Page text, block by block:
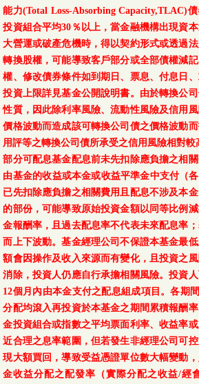
能力(Total Loss-Absorbing Capacity,TLAC)
投資組合平均30％以上，當金融機構出現資
大營運或破產危機時，得以契約形式或透過
轉換股權，可能導致客戶部分或全部債權減
權、修改債券條件如到期日、票息、付息日
投資上限詳見基金公開說明書。由於轉換公
性質，因此除利率風險、流動性風險及信用
價格波動而造成該可轉換公司債之價格波動
用評等之轉換公司債所承受之信用風險相對較
部分可配息基金配息前未先扣除應負擔之相
由基金的收益或本金或收益平準金中支付（
已先扣除應負擔之相關費用且配息不涉及本
的部份，可能導致原始投資金額以同等比例
金報酬率，且過去配息率不代表未來配息率
而上下波動。基金經理公司不保證本基金最
額會因操作及收入來源而有變化，且投資之
消除，投資人仍應自行承擔相關風險。投資
12個月內由本金支付之配息組成項目。各期
分配均滾入再投資於本基金之期間累積報酬
金投資組合或指數之平均票面利率、收益率
近合理之息率範圍，但若發生非經理公司可
現大額買回，導致受益憑證單位數大幅變動
金收益分配之配發率（實際分配之收益/經